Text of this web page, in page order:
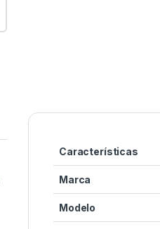
Características
Marca
Modelo